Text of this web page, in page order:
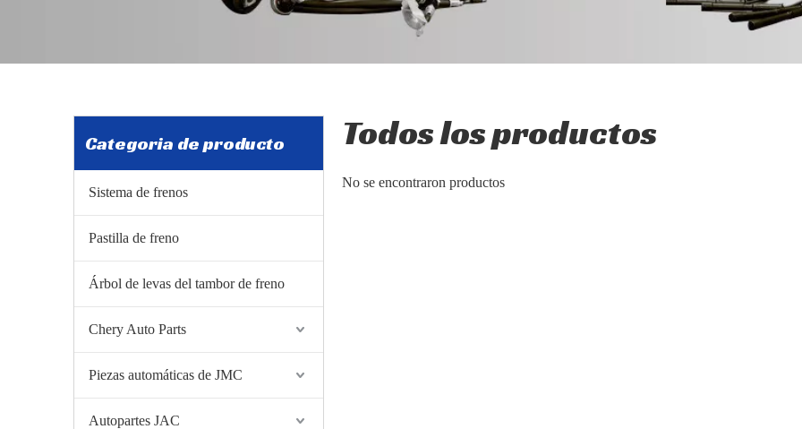
Categoria de producto
Sistema de frenos
Pastilla de freno
Árbol de levas del tambor de freno
Chery Auto Parts
Piezas automáticas de JMC
Autopartes JAC
Todos los productos
No se encontraron productos